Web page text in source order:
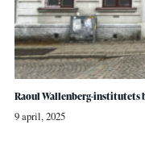
Raoul Wallenberg-institutets
9 april, 2025